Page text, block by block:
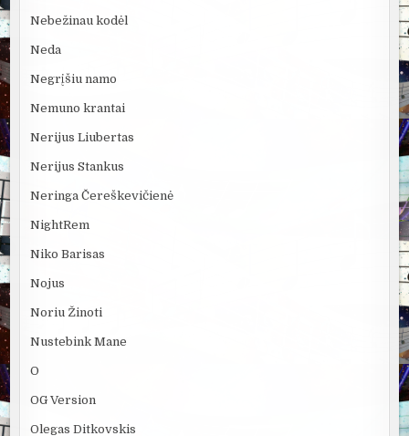
Nebežinau kodėl
Neda
Negrįšiu namo
Nemuno krantai
Nerijus Liubertas
Nerijus Stankus
Neringa Čereškevičienė
NightRem
Niko Barisas
Nojus
Noriu Žinoti
Nustebink Mane
O
OG Version
Olegas Ditkovskis